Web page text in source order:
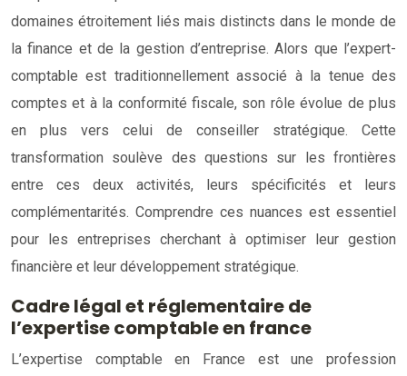
domaines étroitement liés mais distincts dans le monde de
la finance et de la gestion d’entreprise. Alors que l’expert-
comptable est traditionnellement associé à la tenue des
comptes et à la conformité fiscale, son rôle évolue de plus
en plus vers celui de conseiller stratégique. Cette
transformation soulève des questions sur les frontières
entre ces deux activités, leurs spécificités et leurs
complémentarités. Comprendre ces nuances est essentiel
pour les entreprises cherchant à optimiser leur gestion
financière et leur développement stratégique.
Cadre légal et réglementaire de
l’expertise comptable en france
L’expertise comptable en France est une profession